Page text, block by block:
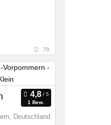
79
1 Bew.
Deutschland